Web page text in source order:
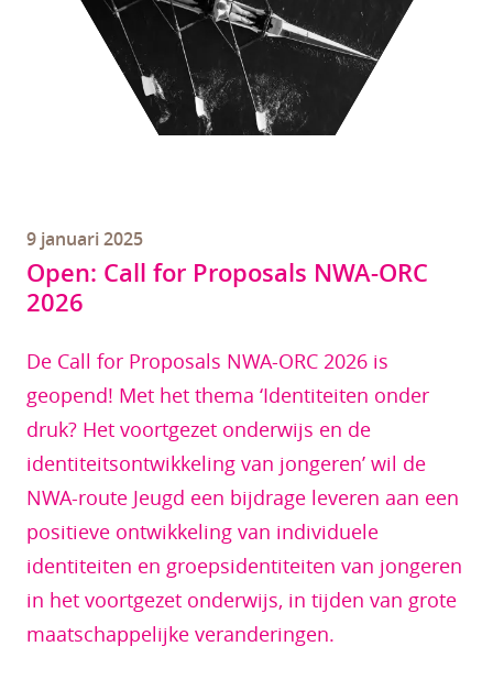
9 januari 2025
Open: Call for Proposals NWA-ORC
2026
De Call for Proposals NWA-ORC 2026 is
geopend! Met het thema ‘Identiteiten onder
druk? Het voortgezet onderwijs en de
identiteitsontwikkeling van jongeren’ wil de
NWA-route Jeugd een bijdrage leveren aan een
positieve ontwikkeling van individuele
identiteiten en groepsidentiteiten van jongeren
in het voortgezet onderwijs, in tijden van grote
maatschappelijke veranderingen.